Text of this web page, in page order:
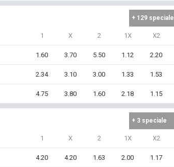
+ 129 speciale
1 X 2 1X X2
1.60 3.70 5.50 1.12 2.20
2.34 3.10 3.00 1.33 1.53
4.75 3.80 1.60 2.18 1.15
+ 3 speciale
1 X 2 1X X2
4.20 4.20 1.63 2.00 1.17